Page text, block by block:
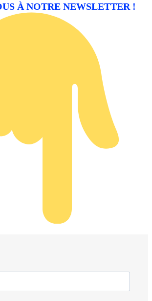
À NOTRE NEWSLETTER !